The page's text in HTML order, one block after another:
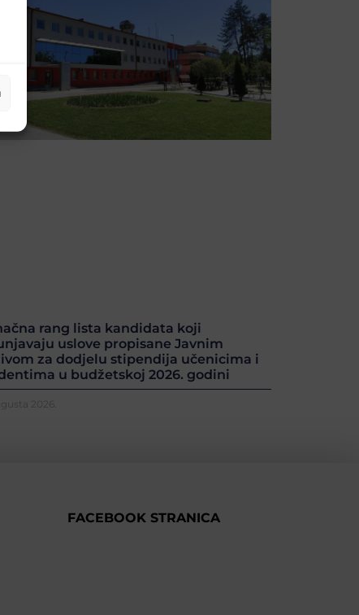
rang lista kandidata koji
uslove propisane Javnim
za dodjelu stipendija učenicima i
u budžetskoj 2026. godini
2026.
FACEBOOK STRANICA